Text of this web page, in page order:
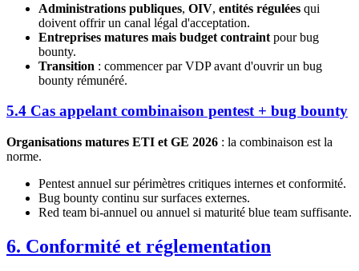
Administrations publiques, OIV, entités régulées qui
doivent offrir un canal légal d'acceptation.
Entreprises matures mais budget contraint pour bug
bounty.
Transition : commencer par VDP avant d'ouvrir un bug
bounty rémunéré.
5.4 Cas appelant combinaison pentest + bug bounty
Organisations matures ETI et GE 2026 : la combinaison est la
norme.
Pentest annuel sur périmètres critiques internes et conformité.
Bug bounty continu sur surfaces externes.
Red team bi-annuel ou annuel si maturité blue team suffisante.
6. Conformité et réglementation